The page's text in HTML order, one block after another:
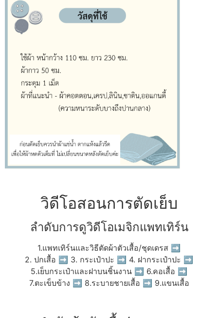
วิดีโอสอนการตัดเย็บ
ลำดับการดูวิดีโอเมจิกแพทเทิร์น
1.แพทเทิร์นและวิธีตัดผ้าตัวเสื้อ/ชุดเดรส ➡
2. ปกเสื้อ ➡ 3. กระเป๋าปะ ➡ 4. ฝากระเป๋าปะ ➡
5.เย็บกระเป๋าและฝาบนชิ้นงาน ➡ 6.คอเสื้อ ➡
7.ตะเข็บข้าง ➡ 8.ระบายชายเสื้อ ➡ 9.แขนเสื้อ